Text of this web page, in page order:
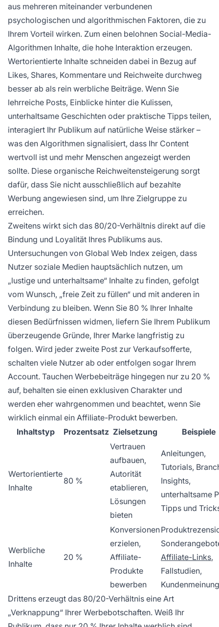
aus mehreren miteinander verbundenen
psychologischen und algorithmischen Faktoren, die zu
Ihrem Vorteil wirken. Zum einen belohnen Social-Media-
Algorithmen Inhalte, die hohe Interaktion erzeugen.
Wertorientierte Inhalte schneiden dabei in Bezug auf
Likes, Shares, Kommentare und Reichweite durchweg
besser ab als rein werbliche Beiträge. Wenn Sie
lehrreiche Posts, Einblicke hinter die Kulissen,
unterhaltsame Geschichten oder praktische Tipps teilen,
interagiert Ihr Publikum auf natürliche Weise stärker –
was den Algorithmen signalisiert, dass Ihr Content
wertvoll ist und mehr Menschen angezeigt werden
sollte. Diese organische Reichweitensteigerung sorgt
dafür, dass Sie nicht ausschließlich auf bezahlte
Werbung angewiesen sind, um Ihre Zielgruppe zu
erreichen.
Zweitens wirkt sich das 80/20-Verhältnis direkt auf die
Bindung und Loyalität Ihres Publikums aus.
Untersuchungen von Global Web Index zeigen, dass
Nutzer soziale Medien hauptsächlich nutzen, um
„lustige und unterhaltsame“ Inhalte zu finden, gefolgt
vom Wunsch, „freie Zeit zu füllen“ und mit anderen in
Verbindung zu bleiben. Wenn Sie 80 % Ihrer Inhalte
diesen Bedürfnissen widmen, liefern Sie Ihrem Publikum
überzeugende Gründe, Ihrer Marke langfristig zu
folgen. Wird jeder zweite Post zur Verkaufsofferte,
schalten viele Nutzer ab oder entfolgen sogar Ihrem
Account. Tauchen Werbebeiträge hingegen nur zu 20 %
auf, behalten sie einen exklusiven Charakter und
werden eher wahrgenommen und beachtet, wenn Sie
wirklich einmal ein Affiliate-Produkt bewerben.
Inhaltstyp
Prozentsatz Zielsetzung Beispiele
Wertorientierte
Inhalte
80 %
Vertrauen
aufbauen,
Autorität
etablieren,
Lösungen
bieten
Anleitungen,
Tutorials,
Insights,
unterhaltsame
Tipps und
Werbliche
Inhalte
20 %
Konversionen
erzielen,
Affiliate-
Produkte
bewerben
Affiliate-Links,
Fallstudien,
Drittens erzeugt das 80/20-Verhältnis eine Art
„Verknappung“ Ihrer Werbebotschaften. Weiß Ihr